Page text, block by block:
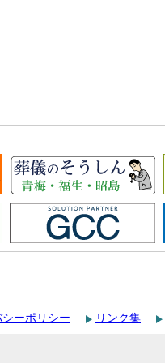
ーポリシー リンク集